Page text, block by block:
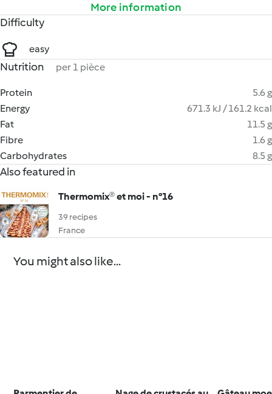
More information
Difficulty
easy
Nutrition per 1 pièce
Protein
5.6 g
Energy
671.3 kJ / 161.2 kcal
Fat
11.5 g
Fibre
1.6 g
Carbohydrates
8.5 g
Also featured in
Thermomix® et moi - n°16
39 recipes
France
You might also like...